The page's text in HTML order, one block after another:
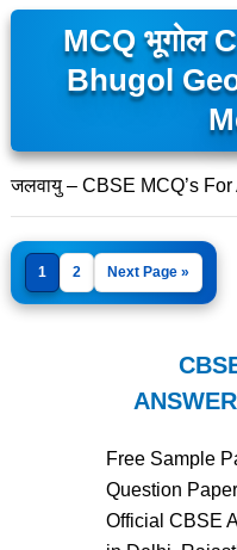
MCQ भूगोल
Bhugol
जलवायु – CBSE MCQ’s
1 2 Next Page »
Free Sample
Question
Official CBSE